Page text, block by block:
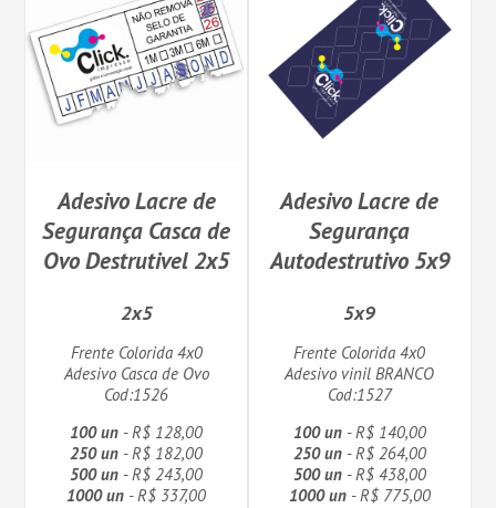
Adesivo Lacre de
Segurança Casca de
Ovo Destrutivel 2x5
2x5
Frente Colorida 4x0
Adesivo Casca de Ovo
Cod:1526
100 un - R$ 128,00
250 un - R$ 182,00
500 un - R$ 243,00
1000 un - R$ 337,00
Adesivo Lacre de
Segurança
Autodestrutivo 5x9
5x9
Frente Colorida 4x0
Adesivo vinil BRANCO
Cod:1527
100 un- R$ 140,00
250 un- R$ 264,00
500 un- R$ 438,00
1000 un- R$ 775,00